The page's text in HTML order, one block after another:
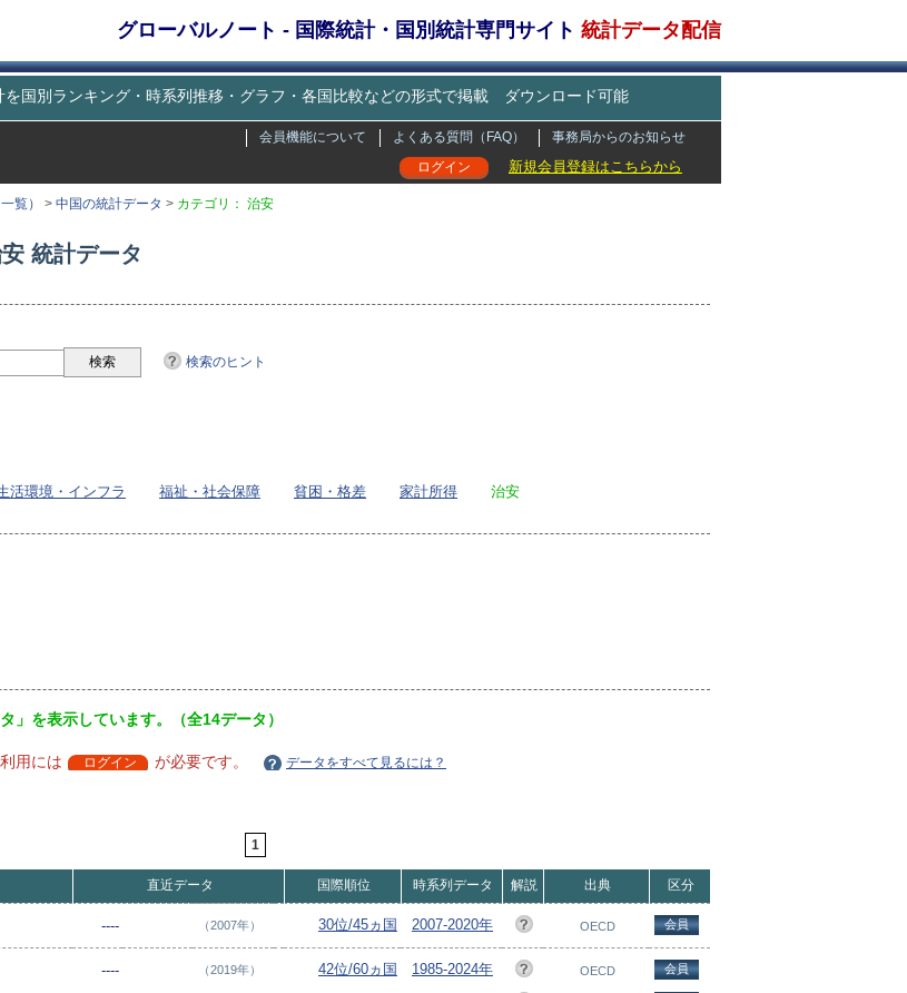
グローバルノート - 国際統計・国別統計専門サイト 統計データ配信
国別ランキング・時系列推移・グラフ・各国比較などの形式で掲載 ダウンロード可能
事務局からのお知らせ
よくある質問（FAQ）
会員機能について
新規会員登録はこちらから
ログイン
覧） > 中国の統計データ > カテゴリ： 治安
統計データ
検索のヒント
活環境・インフラ 福祉・社会保障 貧困・格差 家計所得 治安
」を表示しています。（全14データ）
用には ログイン が必要です。 データをすべて見るには？
1
直近データ 国際順位 時系列データ 解説 出典 区分
---- （2007年） 30位/45ヵ国 2007-2020年 OECD 会員
---- （2019年） 42位/60ヵ国 1985-2024年 OECD 会員